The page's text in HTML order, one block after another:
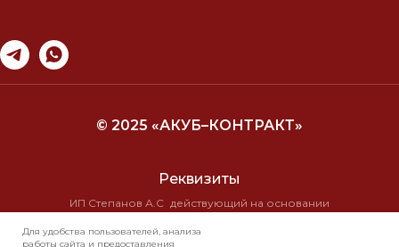
ИП Степанов А.С действующий на основании
№ 10/19710 от 16.11.99г
Реквизиты
© 2025 «АКУБ–КОНТРАКТ»
Для удобства пользователей, анализа
работы сайта и предоставления